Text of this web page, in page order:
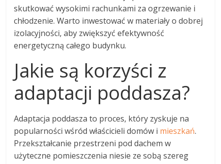
skutkować wysokimi rachunkami za ogrzewanie i
chłodzenie. Warto inwestować w materiały o dobrej
izolacyjności, aby zwiększyć efektywność
energetyczną całego budynku.
Jakie są korzyści z
adaptacji poddasza?
Adaptacja poddasza to proces, który zyskuje na
popularności wśród właścicieli domów i mieszkań.
Przekształcanie przestrzeni pod dachem w
użyteczne pomieszczenia niesie ze sobą szereg